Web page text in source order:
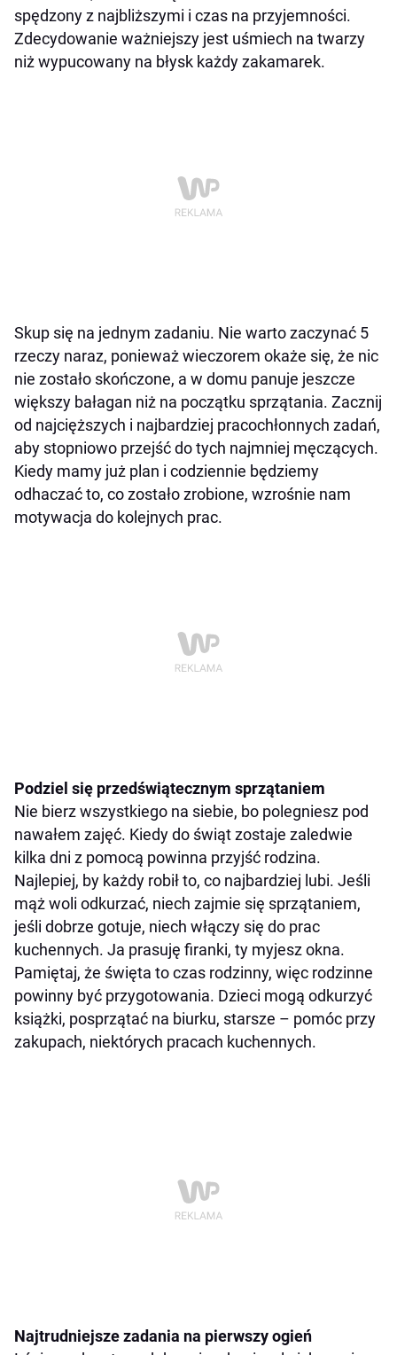
spędzony z najbliższymi i czas na przyjemności.
Zdecydowanie ważniejszy jest uśmiech na twarzy
niż wypucowany na błysk każdy zakamarek.
Skup się na jednym zadaniu. Nie warto zaczynać 5
rzeczy naraz, ponieważ wieczorem okaże się, że nic
nie zostało skończone, a w domu panuje jeszcze
większy bałagan niż na początku sprzątania. Zacznij
od najcięższych i najbardziej pracochłonnych zadań,
aby stopniowo przejść do tych najmniej męczących.
Kiedy mamy już plan i codziennie będziemy
odhaczać to, co zostało zrobione, wzrośnie nam
motywacja do kolejnych prac.
Podziel się przedświątecznym sprzątaniem
Nie bierz wszystkiego na siebie, bo polegniesz pod
nawałem zajęć. Kiedy do świąt zostaje zaledwie
kilka dni z pomocą powinna przyjść rodzina.
Najlepiej, by każdy robił to, co najbardziej lubi. Jeśli
mąż woli odkurzać, niech zajmie się sprzątaniem,
jeśli dobrze gotuje, niech włączy się do prac
kuchennych. Ja prasuję firanki, ty myjesz okna.
Pamiętaj, że święta to czas rodzinny, więc rodzinne
powinny być przygotowania. Dzieci mogą odkurzyć
książki, posprzątać na biurku, starsze – pomóc przy
zakupach, niektórych pracach kuchennych.
Najtrudniejsze zadania na pierwszy ogień